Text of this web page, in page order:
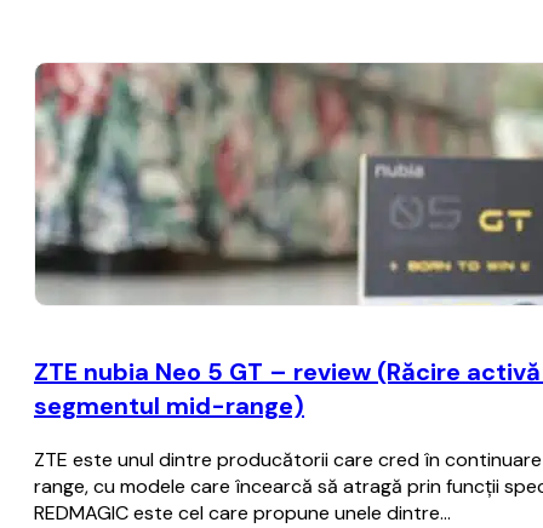
ZTE nubia Neo 5 GT – review (Răcire
segmentul mid-range)
ZTE este unul dintre producătorii care cred în
range, cu modele care încearcă să atragă prin funcții
REDMAGIC este cel care propune unele dintre…